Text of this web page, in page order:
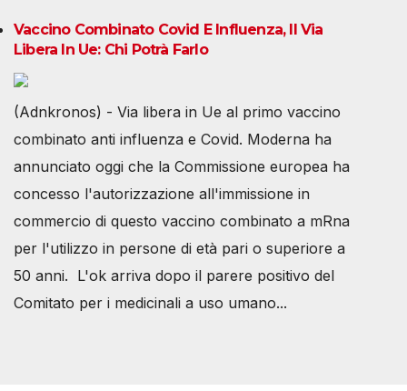
Vaccino Combinato Covid E Influenza, Il Via
Libera In Ue: Chi Potrà Farlo
(Adnkronos) - Via libera in Ue al primo vaccino
combinato anti influenza e Covid. Moderna ha
annunciato oggi che la Commissione europea ha
concesso l'autorizzazione all'immissione in
commercio di questo vaccino combinato a mRna
per l'utilizzo in persone di età pari o superiore a
50 anni. L'ok arriva dopo il parere positivo del
Comitato per i medicinali a uso umano...